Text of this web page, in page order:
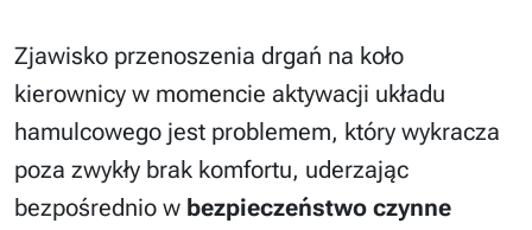
Zjawisko przenoszenia drgań na koło
kierownicy w momencie aktywacji układu
hamulcowego jest problemem, który wykracza
poza zwykły brak komfortu, uderzając
bezpośrednio w bezpieczeństwo czynne